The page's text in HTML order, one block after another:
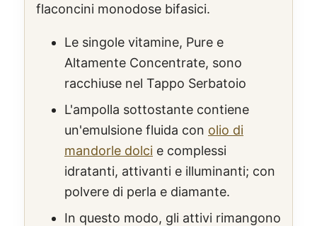
flaconcini monodose bifasici.
Le singole vitamine, Pure e
Altamente Concentrate, sono
racchiuse nel Tappo Serbatoio
L'ampolla sottostante contiene
un'emulsione fluida con olio di
mandorle dolci e complessi
idratanti, attivanti e illuminanti; con
polvere di perla e diamante.
In questo modo, gli attivi rimangono